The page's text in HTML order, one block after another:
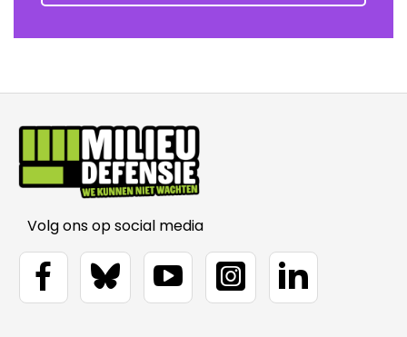
Volg ons op social media